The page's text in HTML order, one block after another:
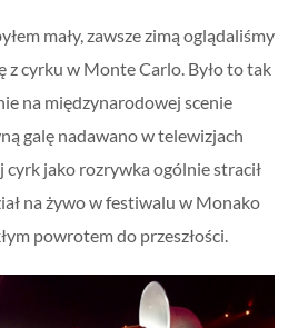
mały, zawsze zimą oglądaliśmy
z cyrku w Monte Carlo. Było to tak
na międzynarodowej scenie
galę nadawano w telewizjach
cyrk jako rozrywka ogólnie stracił
na żywo w festiwalu w Monako
powrotem do przeszłości.